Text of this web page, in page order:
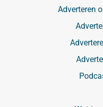
Adverteren